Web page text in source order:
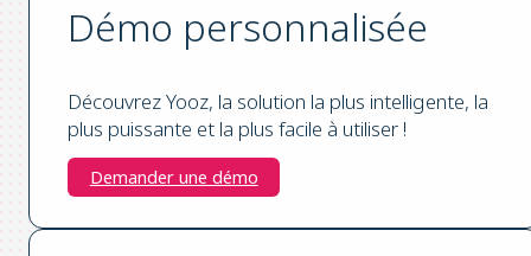
Démo personnalisée
Découvrez Yooz, la solution la plus intelligente, la
plus puissante et la plus facile à utiliser !
Demander une démo